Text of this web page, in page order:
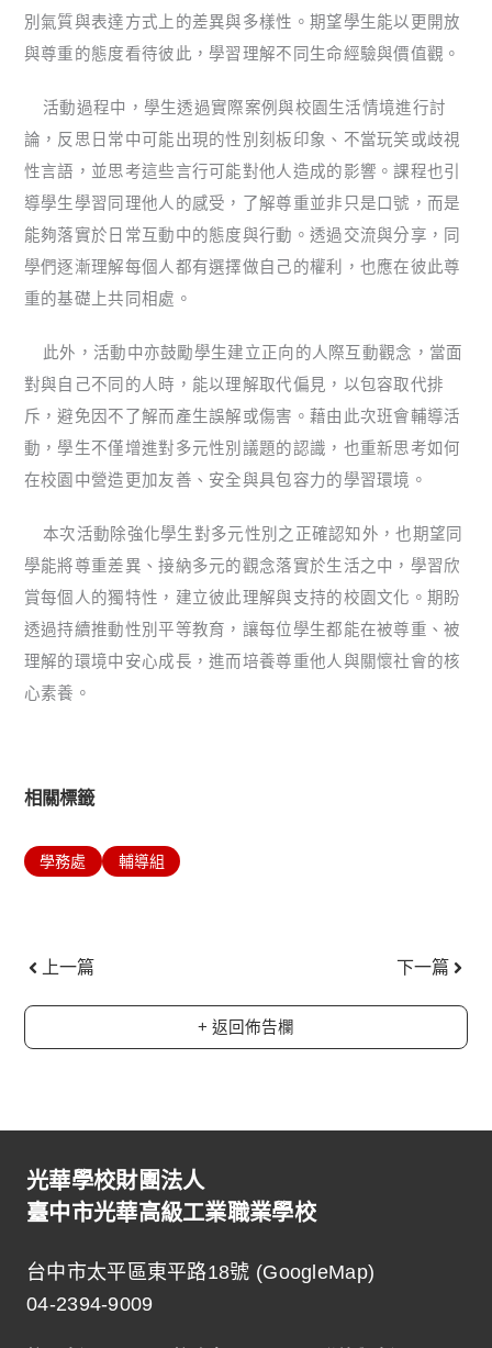
別氣質與表達方式上的差異與多樣性。期望學生能以更開放
與尊重的態度看待彼此，學習理解不同生命經驗與價值觀。
活動過程中，學生透過實際案例與校園生活情境進行討
論，反思日常中可能出現的性別刻板印象、不當玩笑或歧視
性言語，並思考這些言行可能對他人造成的影響。課程也引
導學生學習同理他人的感受，了解尊重並非只是口號，而是
能夠落實於日常互動中的態度與行動。透過交流與分享，同
學們逐漸理解每個人都有選擇做自己的權利，也應在彼此尊
重的基礎上共同相處。
此外，活動中亦鼓勵學生建立正向的人際互動觀念，當面
對與自己不同的人時，能以理解取代偏見，以包容取代排
斥，避免因不了解而產生誤解或傷害。藉由此次班會輔導活
動，學生不僅增進對多元性別議題的認識，也重新思考如何
在校園中營造更加友善、安全與具包容力的學習環境。
本次活動除強化學生對多元性別之正確認知外，也期望同
學能將尊重差異、接納多元的觀念落實於生活之中，學習欣
賞每個人的獨特性，建立彼此理解與支持的校園文化。期盼
透過持續推動性別平等教育，讓每位學生都能在被尊重、被
理解的環境中安心成長，進而培養尊重他人與關懷社會的核
心素養。
相關標籤
學務處 輔導組
上一篇 下一篇
+ 返回佈告欄
光華學校財團法人
臺中市光華高級工業職業學校
台中市太平區東平路18號 (GoogleMap)
04-2394-9009